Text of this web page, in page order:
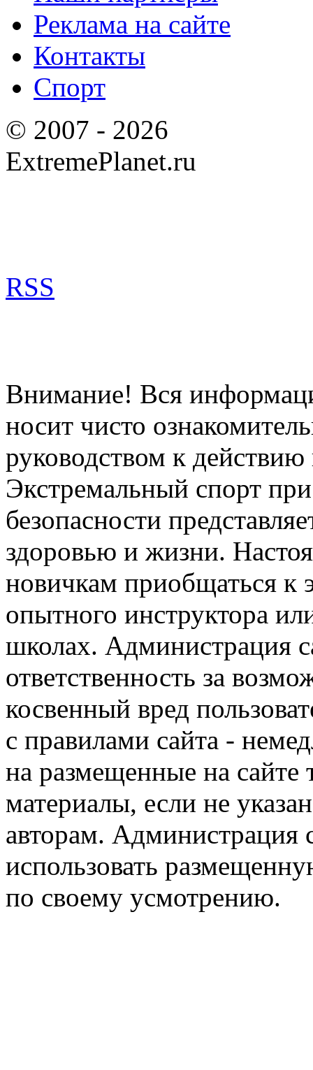
Реклама на сайте
Контакты
Спорт
© 2007 - 2026
ExtremePlanet.ru
RSS
Внимание! Вся
носит чисто
руководством к
Экстремальный спорт
безопасности
здоровью и жизни.
новичкам приобщаться к
опытного инструктора
школах. Администрация
ответственность за
косвенный вред
с правилами сайта -
на размещенные на сайте
материалы, если не
авторам. Администрация
использовать
по своему усмотрению.